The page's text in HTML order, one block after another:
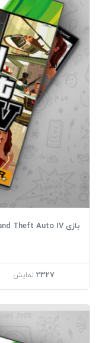
بازی Grand Theft Auto IV مخصوص XBOX 360
2327 نمایش